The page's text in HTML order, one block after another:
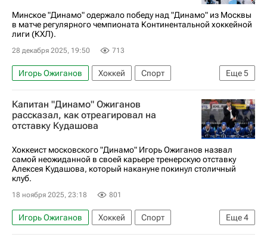
Минское "Динамо" одержало победу над "Динамо" из Москвы
в матче регулярного чемпионата Континентальной хоккейной
лиги (КХЛ).
28 декабря 2025, 19:50 713
Еще5
Игорь Ожиганов Хоккей
Спорт
Вадим Шипачев
Динамо (Минск)
КХЛ 2025-2026
ХК Динамо (Москва)
Дмитрий Квартальнов
Капитан "Динамо" Ожиганов
рассказал, как отреагировал на
отставку Кудашова
Хоккеист московского "Динамо" Игорь Ожиганов назвал
самой неожиданной в своей карьере тренерскую отставку
Алексея Кудашова, который накануне покинул столичный
клуб.
18 ноября 2025, 23:18 801
Еще4
Игорь Ожиганов Хоккей
Спорт